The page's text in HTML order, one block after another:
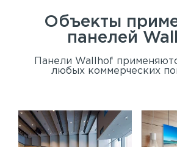
Объекты
панелей
Панели Wallhof
любых коммерческих